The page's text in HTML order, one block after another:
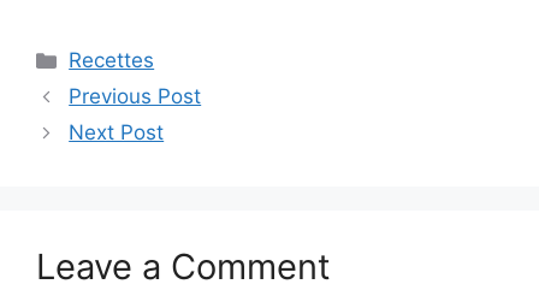
Categories
Recettes
Previous Post
Next Post
Leave a Comment